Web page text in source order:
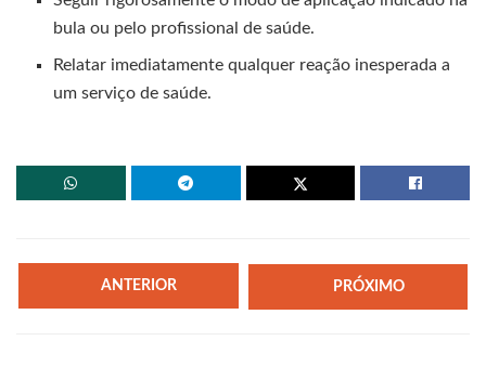
bula ou pelo profissional de saúde.
Relatar imediatamente qualquer reação inesperada a
um serviço de saúde.
ANTERIOR PRÓXIMO